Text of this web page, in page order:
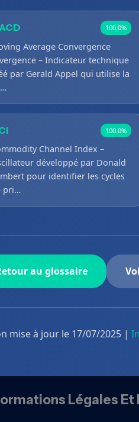
100.0%
Average Convergence
– Indicateur technique
par Gerald Appel qui utilise la
100.0%
Channel Index –
développé par Donald
pour identifier les cycles
pri…
au glossaire
mise à jour le 17/07/2025 |
Légales